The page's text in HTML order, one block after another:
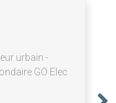
urbain -
GO Elec